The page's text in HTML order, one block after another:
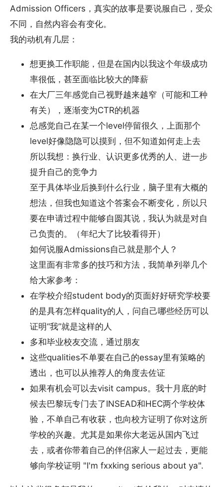
Admission Officers，真实的故事是要说服自己，受众
不同，自然内容会有变化。
我的动机有几层：
想更换工作职能，但是在国内以我这个年级成功
率很低，甚至面临比较大的降薪
在大厂三年感觉自己视野越来越窄（可能和工种
有关），逐渐变为CTR的机器
总感觉自己在某一个level停留很久，上面那个
level好像隐隐可以摸到，但不知道如何走上去
所以我想：换行业、认识更多优秀的人、进一步
提升自己的竞争力
至于具体毕业后换到什么行业，脑子里有大概的
想法，但我也知道这个答案会不断变化，所以只
要在申请过程中能够自圆其说，我认为就是对自
己负责的。（年纪大了比较看得开）
如何说服Admissions自己就是那个人？
这里面有非常多的技巧和方法，我简单列举几个
给大家参考：
在学校介绍student body的页面好好研究学校要
的是具有怎样quality的人，问自己哪些经历可以
证明“我”就是这样的人
多和毕业校友交流，通过朋友
这些qualities不单要在自己的essay里有策略的
透出，也可以从推荐人的角度去佐证
如果有机会可以去visit campus。我十月底的时
候去巴黎玩专门去了INSEAD和HEC两个学校体
验，不单自己有收获，也向校方证明了你对这所
学校的兴趣。尤其是如果你大老远从国内飞过
去，或者你带着自己的伴侣家人一起过去，更能
够向学校证明 "I'm fxxking serious about ya".